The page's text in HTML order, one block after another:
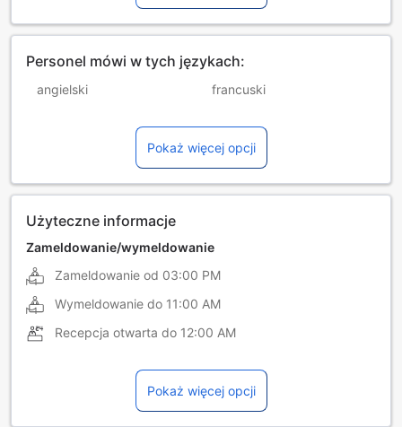
Personel mówi w tych językach:
angielski francuski
portugalski
rosyjski węgierski
włoski
Pokaż więcej opcji
Użyteczne informacje
Zameldowanie/wymeldowanie
Zameldowanie od 03:00 PM
Wymeldowanie do 11:00 AM
Recepcja otwarta do 12:00 AM
Pokaż więcej opcji